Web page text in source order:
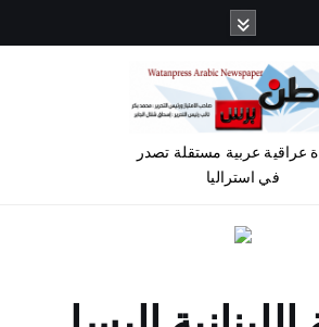
عراقية عربية مستقلة تصدر
في استراليا